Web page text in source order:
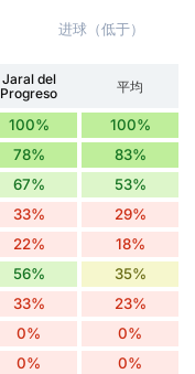
进球（低于）
Jaral del
Progreso
平均
100% 100%
78% 83%
67% 53%
33% 29%
22% 18%
56% 35%
33% 23%
0% 0%
0% 0%